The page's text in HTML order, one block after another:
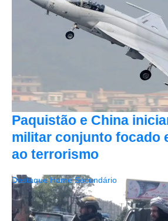
Paquistão e China
militar conjunto focado
ao terrorismo
Destaque Home Secundário